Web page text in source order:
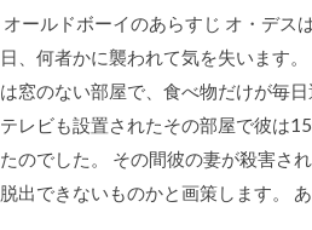
オールドボーイのあらすじ オ・デス
日、何者かに襲われて気を失います。
は窓のない部屋で、食べ物だけが毎日
テレビも設置されたその部屋で彼は
たのでした。 その間彼の妻が殺害さ
脱出できないものかと画策します。